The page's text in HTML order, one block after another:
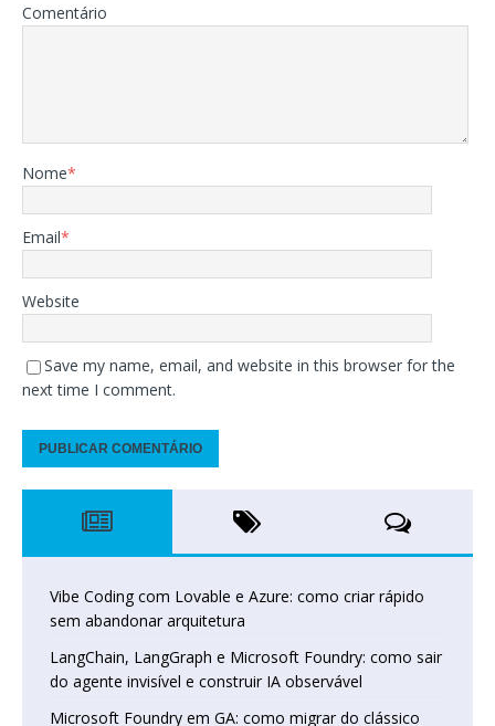
Comentário
Nome*
Email*
Website
Save my name, email, and website in this browser for the
next time I comment.
Vibe Coding com Lovable e Azure: como criar rápido
sem abandonar arquitetura
LangChain, LangGraph e Microsoft Foundry: como sair
do agente invisível e construir IA observável
Microsoft Foundry em GA: como migrar do clássico